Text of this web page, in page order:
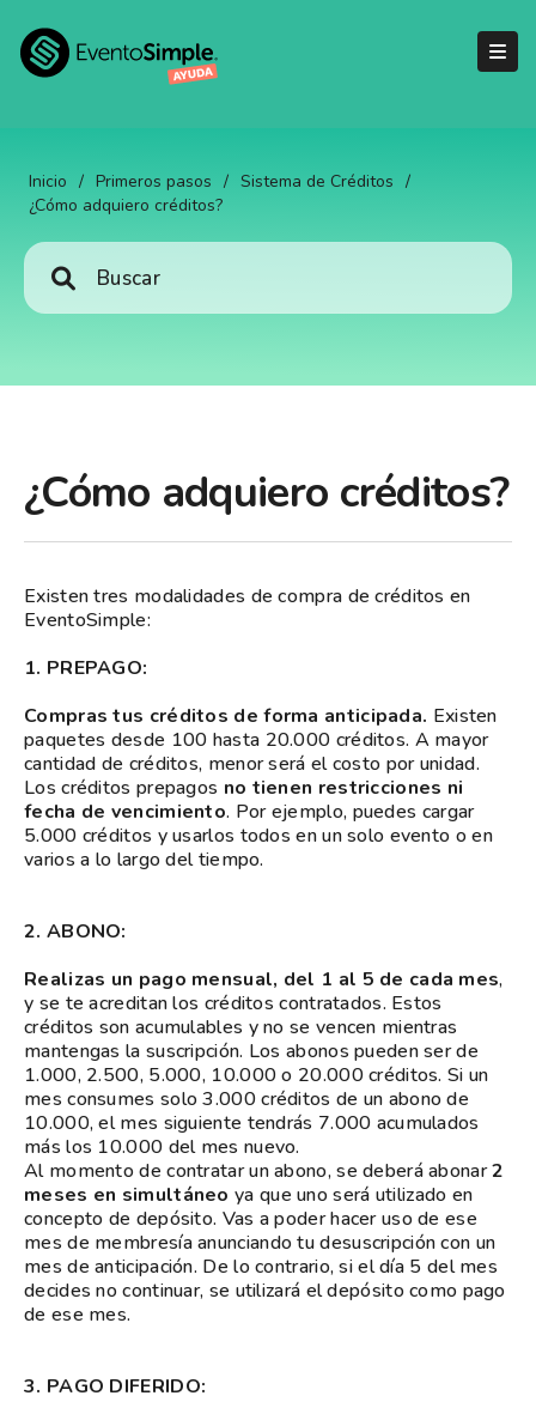
Inicio / Primeros pasos / Sistema de Créditos /
¿Cómo adquiero créditos?
¿Cómo adquiero créditos?
Existen tres modalidades de compra de créditos en
EventoSimple:
1. PREPAGO:
Compras tus créditos de forma anticipada. Existen
paquetes desde 100 hasta 20.000 créditos. A mayor
cantidad de créditos, menor será el costo por unidad.
Los créditos prepagos no tienen restricciones ni
fecha de vencimiento. Por ejemplo, puedes cargar
5.000 créditos y usarlos todos en un solo evento o en
varios a lo largo del tiempo.
2. ABONO:
Realizas un pago mensual, del 1 al 5 de cada mes,
y se te acreditan los créditos contratados. Estos
créditos son acumulables y no se vencen mientras
mantengas la suscripción. Los abonos pueden ser de
1.000, 2.500, 5.000, 10.000 o 20.000 créditos. Si un
mes consumes solo 3.000 créditos de un abono de
10.000, el mes siguiente tendrás 7.000 acumulados
más los 10.000 del mes nuevo.
Al momento de contratar un abono, se deberá abonar2
meses en simultáneo ya que uno será utilizado en
concepto de depósito. Vas a poder hacer uso de ese
mes de membresía anunciando tu desuscripción con un
mes de anticipación. De lo contrario, si el día 5 del mes
decides no continuar, se utilizará el depósito como pago
de ese mes.
3. PAGO DIFERIDO: